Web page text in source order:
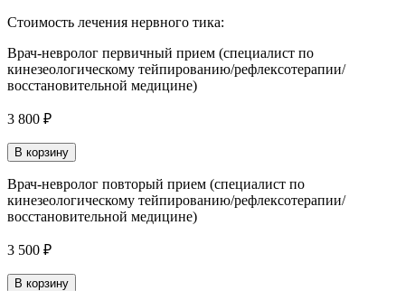
Стоимость лечения нервного тика:
Врач-невролог первичный прием (специалист по
кинезеологическому тейпированию/рефлексотерапии/
восстановительной медицине)
3 800 ₽
В корзину
Врач-невролог повторый прием (специалист по
кинезеологическому тейпированию/рефлексотерапии/
восстановительной медицине)
3 500 ₽
В корзину